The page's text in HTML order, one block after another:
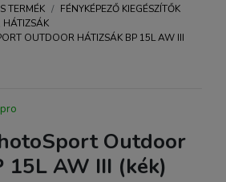
TERMÉK
FÉNYKÉPEZŐ KIEGÉSZÍTŐK
HÁTIZSÁK
OUTDOOR HÁTIZSÁK BP 15L AW III
Outdoor
15L AW III (kék)